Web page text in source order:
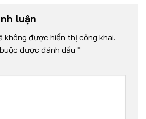
luận
không được hiển thị công khai.
được đánh dấu *